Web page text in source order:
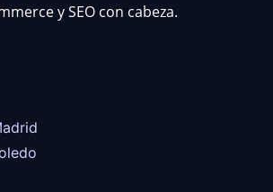
y SEO con cabeza.